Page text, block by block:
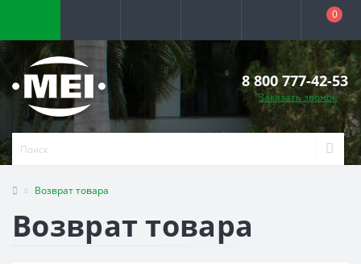
0
8 800 777-42-53
Заказать звонок
Возврат товара
Возврат товара